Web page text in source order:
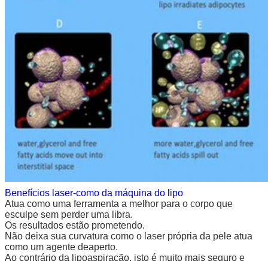
Benefícios laser-como da máquina do lipo
Atua como uma ferramenta a melhor para o corpo que
esculpe sem perder uma libra.
Os resultados estão prometendo.
Não deixa sua curvatura como o laser própria da pele atua
como um agente deaperto.
Ao contrário da lipoaspiração, isto é muito mais seguro e